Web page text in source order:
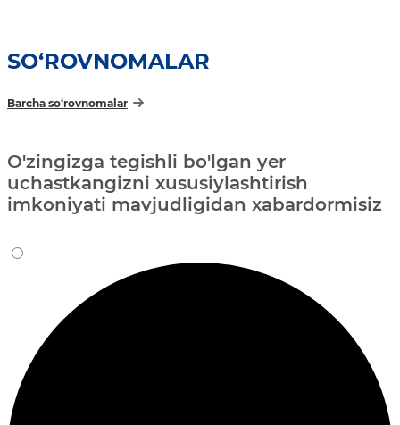
SO‘ROVNOMALAR
Barcha so‘rovnomalar
O'zingizga tegishli bo'lgan yer
uchastkangizni xususiylashtirish
imkoniyati mavjudligidan xabardormisiz